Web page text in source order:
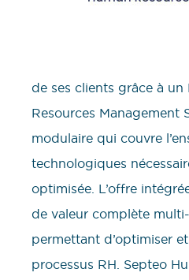
de ses clients grâce à un
Resources Management
modulaire qui couvre
technologiques
optimisée. L’offre
de valeur complète
permettant d’optimiser
processus RH. Septeo